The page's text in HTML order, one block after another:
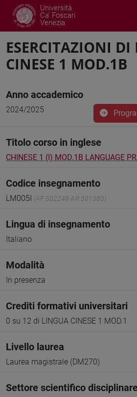
Università
Ca' Foscari
Venezia
ESERCITAZIONI
CINESE 1 MOD.1B
Anno accademico
2024/2025
Titolo corso in inglese
CHINESE 1 (I) MOD.1B LANGUAGE
Codice insegnamento
LM005I (AF:502249 AR:301580)
Lingua di insegnamento
Italiano
Modalità
In presenza
Crediti formativi universitari
0 su 12 di LINGUA CINESE 1 MOD.1
Livello laurea
Laurea magistrale (DM270)
Settore scientifico